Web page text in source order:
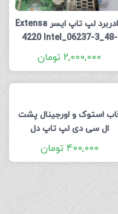
مادربرد لپ تاپ ایسر Extensa
4220 Intel_06237-3_48-
2,000,000 تومان
استوک و اورجینال پشت
ال سی دی لپ تاپ دل
Inspiron N4030 مشکی
400,000 تومان